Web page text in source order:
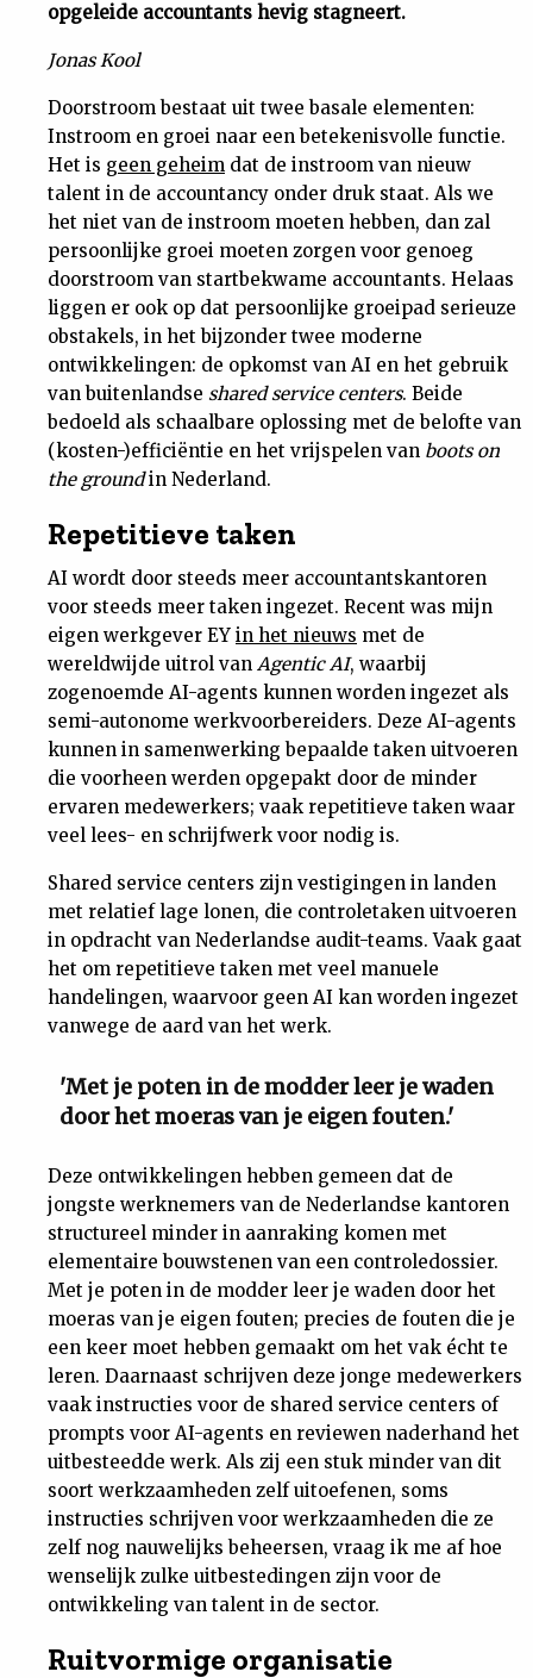
Magazine
Dossiers
Nieuwsbrief
Contact
opgeleide accountants hevig stagneert.
Jonas Kool
Doorstroom bestaat uit twee basale elementen:
Instroom en groei naar een betekenisvolle functie.
Het is geen geheim dat de instroom van nieuw
talent in de accountancy onder druk staat. Als we
het niet van de instroom moeten hebben, dan zal
persoonlijke groei moeten zorgen voor genoeg
doorstroom van startbekwame accountants. Helaas
liggen er ook op dat persoonlijke groeipad serieuze
obstakels, in het bijzonder twee moderne
ontwikkelingen: de opkomst van AI en het gebruik
van buitenlandse shared service centers. Beide
bedoeld als schaalbare oplossing met de belofte van
(kosten-)efficiëntie en het vrijspelen van boots on
the groundin Nederland.
Repetitieve taken
AI wordt door steeds meer accountantskantoren
voor steeds meer taken ingezet. Recent was mijn
eigen werkgever EY in het nieuws met de
wereldwijde uitrol van Agentic AI, waarbij
zogenoemde AI-agents kunnen worden ingezet als
semi-autonome werkvoorbereiders. Deze AI-agents
kunnen in samenwerking bepaalde taken uitvoeren
die voorheen werden opgepakt door de minder
ervaren medewerkers; vaak repetitieve taken waar
veel lees- en schrijfwerk voor nodig is.
Shared service centers zijn vestigingen in landen
met relatief lage lonen, die controletaken uitvoeren
in opdracht van Nederlandse audit-teams. Vaak gaat
het om repetitieve taken met veel manuele
handelingen, waarvoor geen AI kan worden ingezet
vanwege de aard van het werk.
'Met je poten in de modder leer je waden
door het moeras van je eigen fouten.'
Deze ontwikkelingen hebben gemeen dat de
jongste werknemers van de Nederlandse kantoren
structureel minder in aanraking komen met
elementaire bouwstenen van een controledossier.
Met je poten in de modder leer je waden door het
moeras van je eigen fouten; precies de fouten die je
een keer moet hebben gemaakt om het vak écht te
leren. Daarnaast schrijven deze jonge medewerkers
vaak instructies voor de shared service centers of
prompts voor AI-agents en reviewen naderhand het
uitbesteedde werk. Als zij een stuk minder van dit
soort werkzaamheden zelf uitoefenen, soms
instructies schrijven voor werkzaamheden die ze
zelf nog nauwelijks beheersen, vraag ik me af hoe
wenselijk zulke uitbestedingen zijn voor de
ontwikkeling van talent in de sector.
Ruitvormige organisatie